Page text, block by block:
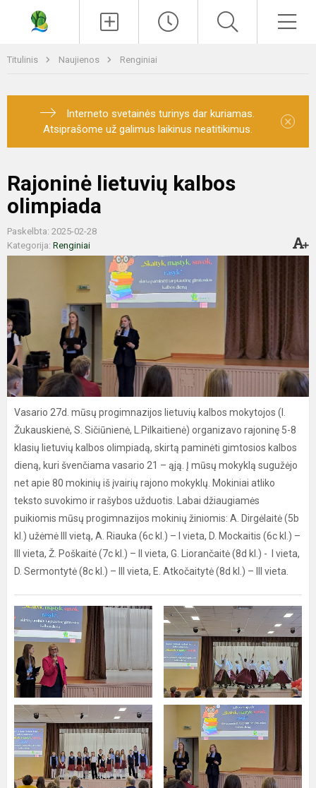
Titulinis Naujienos Renginiai
Interneto svetainės turinys dar kuriamas.
Atsiprašome už galimus laikinus neatitikimus.
×
Rajoninė lietuvių kalbos
olimpiada
Paskelbta: 2025-02-28
Kategorija: Renginiai
Vasario 27d. mūsų progimnazijos lietuvių kalbos mokytojos (I.
Žukauskienė, S. Sičiūnienė, L.Pilkaitienė) organizavo rajoninę 5-8
klasių lietuvių kalbos olimpiadą, skirtą paminėti gimtosios kalbos
dieną, kuri švenčiama vasario 21 – ąją. Į mūsų mokyklą sugužėjo
net apie 80 mokinių iš įvairių rajono mokyklų. Mokiniai atliko
teksto suvokimo ir rašybos užduotis. Labai džiaugiamės
puikiomis mūsų progimnazijos mokinių žiniomis: A. Dirgėlaitė (5b
kl.) užėmė III vietą, A. Riauka (6c kl.) – I vieta, D. Mockaitis (6c kl.) –
III vieta, Ž. Poškaitė (7c kl.) – II vieta, G. Liorančaitė (8d kl.) - I vieta,
D. Sermontytė (8c kl.) – III vieta, E. Atkočaitytė (8d kl.) – III vieta.